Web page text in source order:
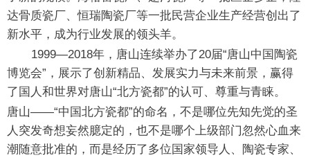
达骨质瓷厂、恒瑞陶瓷厂等一批民营企业生产经营创出了
新水平，成为行业发展的领头羊。
1999—2018年，唐山连续举办了20届“唐山中国陶瓷
博览会”，展示了创新精品、发展实力与未来前景，赢得
了国人和世界对唐山“北方瓷都”的认可、尊重与青睐。
唐山——“中国北方瓷都”的命名，不是哪位先知先觉的圣
人突发奇想妄然臆定的，也不是哪个上级部门忽然心血来
潮随意批准的，而是经历了多位国家领导人、陶瓷专家、